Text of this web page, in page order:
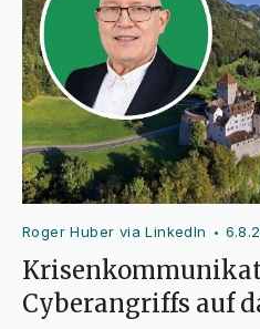
Roger Huber via LinkedIn •
Cyberangriffs auf